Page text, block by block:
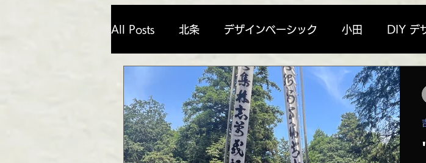
All Posts 北条 デザインベーシック 小田 DIY デ
谷田部 高見原 archives R8おで
勝山祐衣 | 栄 濱中いずみ | 栄 嶋田珠々 | 高見原